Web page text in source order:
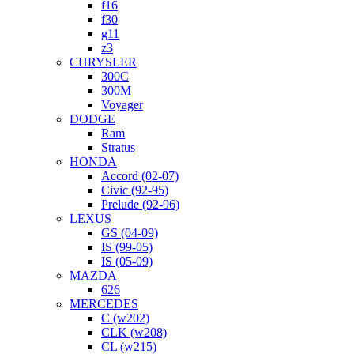
f16
f30
g11
z3
CHRYSLER
300C
300M
Voyager
DODGE
Ram
Stratus
HONDA
Accord (02-07)
Civic (92-95)
Prelude (92-96)
LEXUS
GS (04-09)
IS (99-05)
IS (05-09)
MAZDA
626
MERCEDES
C (w202)
CLK (w208)
CL (w215)